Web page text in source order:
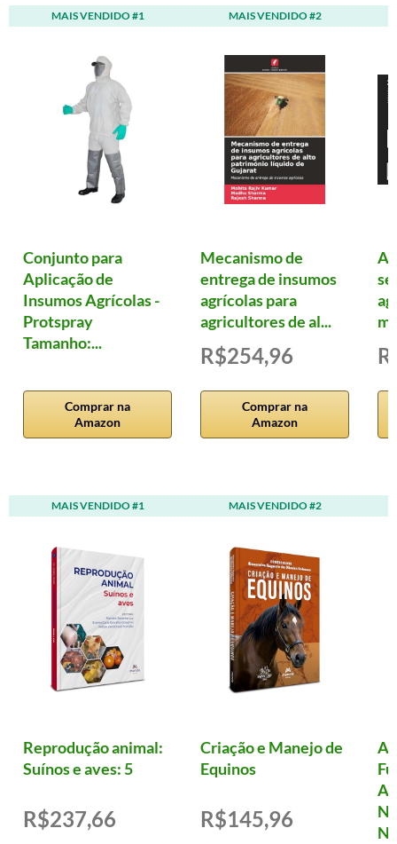
MAIS VENDIDO #1
Conjunto para
Aplicação de
Insumos Agrícolas -
Protspray
Tamanho:...
Comprar na
Amazon
MAIS VENDIDO #2
Mecanismo de
entrega de insumos
agrícolas para
agricultores de al...
R$254,96
Comprar na
Amazon
MAIS VENDIDO #1
Reprodução animal:
Suínos e aves: 5
R$237,66
MAIS VENDIDO #2
Criação e Manejo de
Equinos
R$145,96